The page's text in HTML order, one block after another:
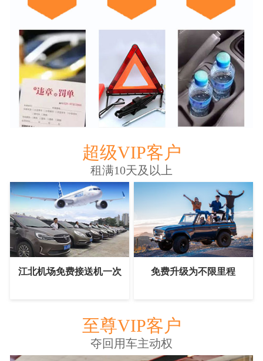
超级VIP客户
租满10天及以上
江北机场免费接送机一次 免费升级为不限里程
至尊VIP客户
夺回用车主动权